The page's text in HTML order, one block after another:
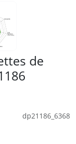
de
dp21186_6368